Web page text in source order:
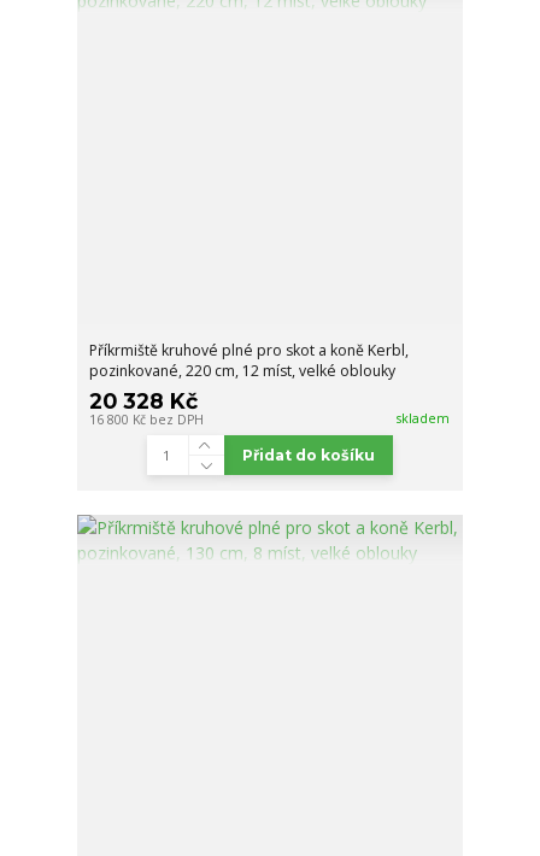
Příkrmiště kruhové plné pro skot a koně Kerbl,
pozinkované, 220 cm, 12 míst, velké oblouky
20 328 Kč
16 800 Kč bez DPH skladem
Přidat do košíku